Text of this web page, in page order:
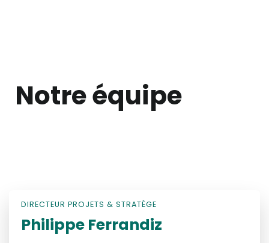
Notre équipe
DIRECTEUR PROJETS & STRATÈGE
Philippe Ferrandiz